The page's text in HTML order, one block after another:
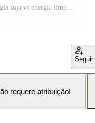
conceito de mudança climática de energia suja vs energia limpa a carvão combustíveis fósseis usina de eletricidade elétrica e usina de energia de painel solar ilustração isolada isométrica dos desenhos animados Vetor Pro e SVG Pro
Seguir
requere atribuição!